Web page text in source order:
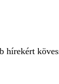
hírekért